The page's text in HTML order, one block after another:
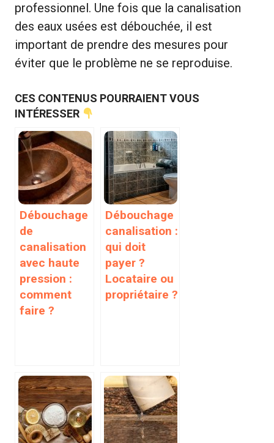
professionnel. Une fois que la canalisation
des eaux usées est débouchée, il est
important de prendre des mesures pour
éviter que le problème ne se reproduise.
CES CONTENUS POURRAIENT VOUS
INTÉRESSER
Débouchage
de
canalisation
avec haute
pression :
comment
faire ?
Débouchage
canalisation :
qui doit
payer ?
Locataire ou
propriétaire ?